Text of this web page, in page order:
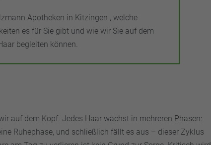
Apotheken in Kitzingen , welche
es für Sie gibt und wie wir Sie auf dem
begleiten können.
auf dem Kopf. Jedes Haar wächst in mehreren Phasen:
Ruhephase, und schließlich fällt es aus – dieser Zyklus